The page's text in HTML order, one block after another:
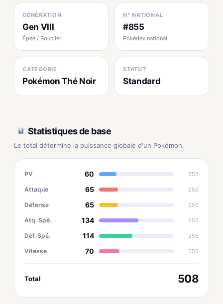
GÉNÉRATION
Gen VIII
Épée / Bouclier
N° NATIONAL
#855
Pokédex national
CATÉGORIE
Pokémon Thé Noir
STATUT
Standard
Statistiques de base
Le total détermine la puissance globale d'un Pokémon.
PV 60 255
Attaque 65 255
Défense 65 255
Atq. Spé. 134 255
Déf. Spé. 114 255
Vitesse 70 255
Total 508